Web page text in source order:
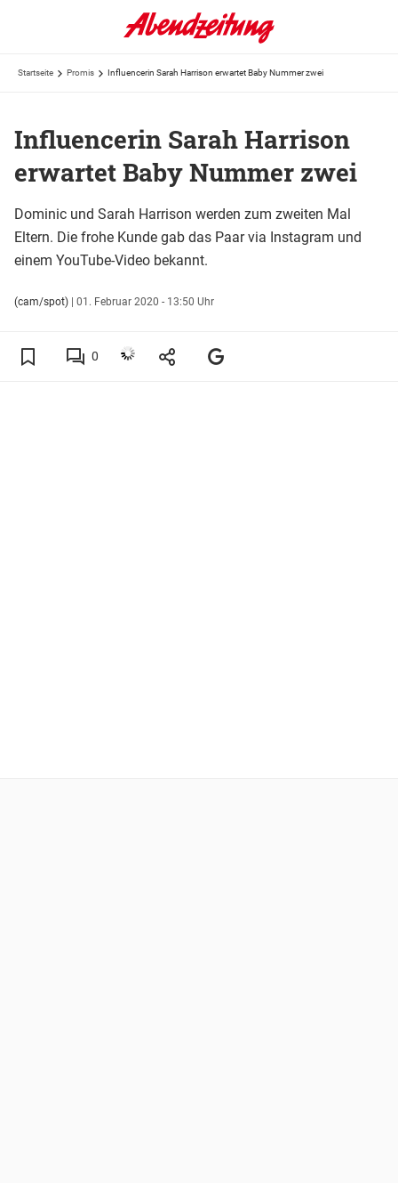
Startseite Promis Influencerin Sarah Harrison erwartet Baby Nummer zwei
Influencerin Sarah Harrison
erwartet Baby Nummer zwei
Dominic und Sarah Harrison werden zum zweiten Mal
Eltern. Die frohe Kunde gab das Paar via Instagram und
einem YouTube-Video bekannt.
(cam/spot) | 01. Februar 2020 - 13:50 Uhr
0